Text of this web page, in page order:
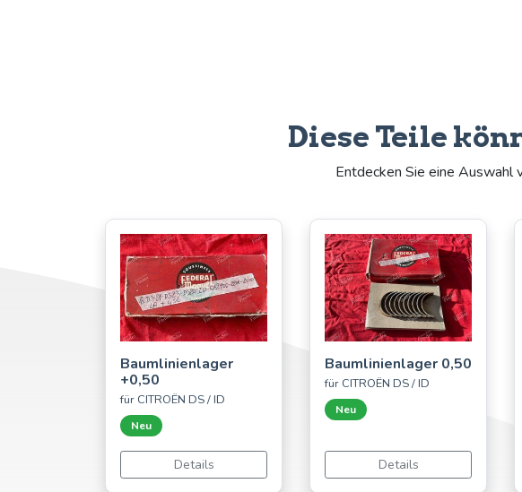
Diese Teile
Entdecken Sie eine Auswahl
Baumlinienlager
+0,50
für CITROËN DS / ID
Neu
Details
Baumlinienlager 0,50
für CITROËN DS / ID
Neu
Details